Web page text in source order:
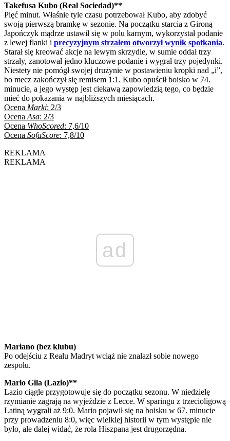
Takefusa Kubo (Real Sociedad)**
Pięć minut. Właśnie tyle czasu potrzebował Kubo, aby zdobyć
swoją pierwszą bramkę w sezonie. Na początku starcia z Gironą
Japończyk mądrze ustawił się w polu karnym, wykorzystał podanie
z lewej flanki i precyzyjnym strzałem otworzył wynik spotkania.
Starał się kreować akcje na lewym skrzydle, w sumie oddał trzy
strzały, zanotował jedno kluczowe podanie i wygrał trzy pojedynki.
Niestety nie pomógł swojej drużynie w postawieniu kropki nad „i”,
bo mecz zakończył się remisem 1:1. Kubo opuścił boisko w 74.
minucie, a jego występ jest ciekawą zapowiedzią tego, co będzie
mieć do pokazania w najbliższych miesiącach.
Ocena Marki: 2/3
Ocena Asa: 2/3
Ocena WhoScored: 7,6/10
Ocena SofaScore: 7,8/10
REKLAMA
REKLAMA
ad
Mariano (bez klubu)
Po odejściu z Realu Madryt wciąż nie znalazł sobie nowego
zespołu.
Mario Gila (Lazio)**
Lazio ciągle przygotowuje się do początku sezonu. W niedzielę
rzymianie zagrają na wyjeździe z Lecce. W sparingu z trzecioligową
Latiną wygrali aż 9:0. Mario pojawił się na boisku w 67. minucie
przy prowadzeniu 8:0, więc wielkiej historii w tym występie nie
było, ale dalej widać, że rola Hiszpana jest drugorzędna.